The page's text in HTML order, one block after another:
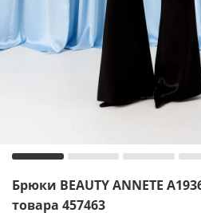
Брюки BEAUTY ANNETE
товара 457463